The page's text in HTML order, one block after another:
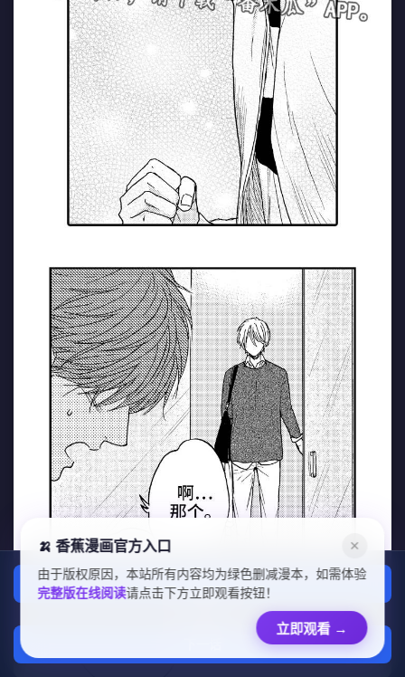
上一话
🍌 香蕉漫画官方入口 ✕
由于版权原因，本站所有内容均为绿色删减漫本，如需体验
完整版在线阅读请点击下方立即观看按钮！
立即观看 →